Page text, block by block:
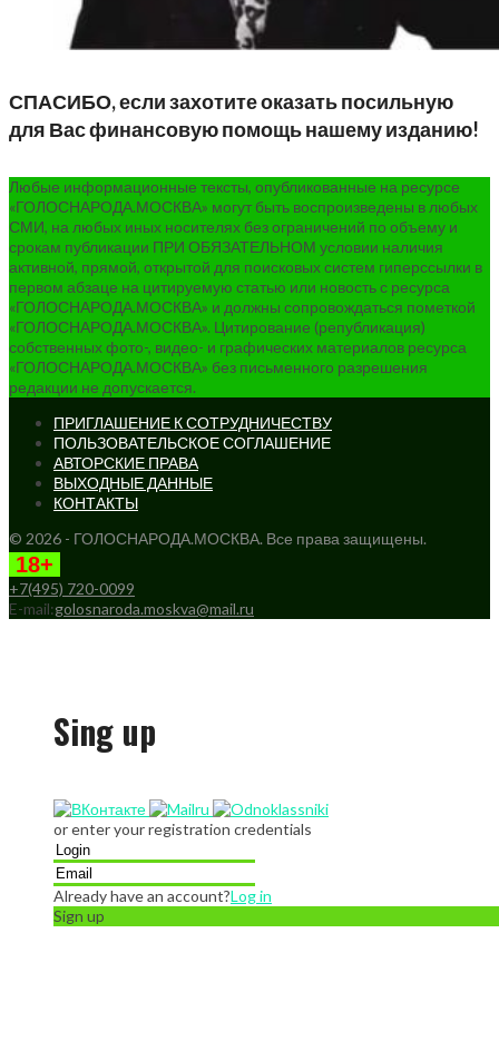
СПАСИБО, если захотите оказать посильную
для Вас финансовую помощь нашему изданию!
Любые информационные тексты, опубликованные на ресурсе
«ГОЛОСНАРОДА.МОСКВА» могут быть воспроизведены в любых
СМИ, на любых иных носителях без ограничений по объему и
срокам публикации ПРИ ОБЯЗАТЕЛЬНОМ условии наличия
активной, прямой, открытой для поисковых систем гиперссылки в
первом абзаце на цитируемую статью или новость с ресурса
«ГОЛОСНАРОДА.МОСКВА» и должны сопровождаться пометкой
«ГОЛОСНАРОДА.МОСКВА». Цитирование (републикация)
собственных фото-, видео- и графических материалов ресурса
«ГОЛОСНАРОДА.МОСКВА» без письменного разрешения
редакции не допускается.
ПРИГЛАШЕНИЕ К СОТРУДНИЧЕСТВУ
ПОЛЬЗОВАТЕЛЬСКОЕ СОГЛАШЕНИЕ
АВТОРСКИЕ ПРАВА
ВЫХОДНЫЕ ДАННЫЕ
КОНТАКТЫ
© 2026 - ГОЛОСНАРОДА.МОСКВА. Все права защищены.
18+
+7(495) 720-0099
E-mail:golosnaroda.moskva@mail.ru
Sing up
or enter your registration credentials
Already have an account?Log in
Sign up